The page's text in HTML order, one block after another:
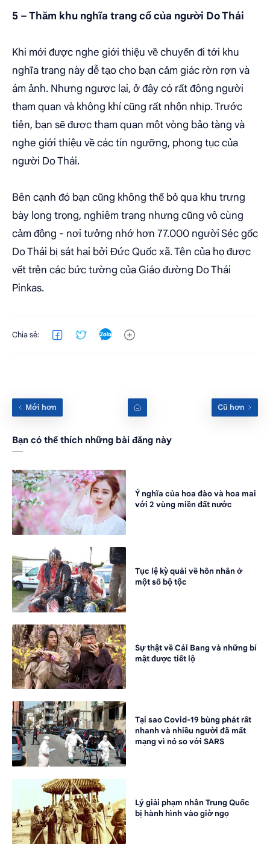
5 – Thăm khu nghĩa trang cổ của người Do Thái
Khi mới được nghe giới thiệu về chuyến đi tới khu
nghĩa trang này dễ tạo cho bạn cảm giác rờn rợn và
ám ảnh. Nhưng ngược lại, ở đây có rất đông người
tham quan và không khí cũng rất nhộn nhịp. Trước
tiên, bạn sẽ được tham quan một vòng bảo tàng và
nghe giới thiệu về các tín ngưỡng, phong tục của
người Do Thái.
Bên cạnh đó bạn cũng không thể bỏ qua khu trưng
bày long trọng, nghiêm trang nhưng cũng vô cùng
cảm động - nơi tưởng nhớ hơn 77.000 người Séc gốc
Do Thái bị sát hại bởi Đức Quốc xã. Tên của họ được
vết trên các bức tường của Giáo đường Do Thái
Pinkas.
Bạn có thể thích những bài đăng này
Ý nghĩa của hoa đào và hoa mai
với 2 vùng miền đất nước
Tục lệ kỳ quái về hôn nhân ở
một số bộ tộc
Sự thật về Cái Bang và những bí
mật được tiết lộ
Tại sao Covid-19 bùng phát rất
nhanh và nhiều người đã mất
mạng vì nó so với SARS
Lý giải phạm nhân Trung Quốc
bị hành hình vào giờ ngọ